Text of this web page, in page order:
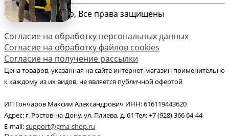
© 2026 GMA-Shop, Все права защищены
Согласие на обработку персональных данных
Согласие на обработку файлов cookies
Согласие на получение рассылки
Цена товаров, указанная на сайте интернет-магазин применительно
к каждому из их видов, не является публичной офертой
ИП Гончаров Максим Александрович ИНН: 616119443620
Адрес: г. Ростов-на-Дону, ул. Плиева, д. 61 Тел: +7 (928) 366 64-44
E-mail:support@gma-shop.ru